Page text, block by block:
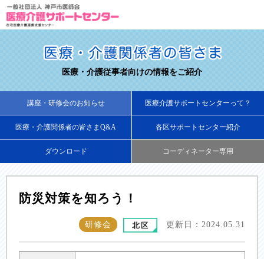
医療・介護従事者向けの情報をご紹介
講座・研修会のお知らせ 医療介護サポートセンターって？
医療・介護関係者の皆さまQ&A 各区サポートセンター紹介
ダウンロード コーディネーター専用
防災対策を知ろう！
研修会 更新日：2024.05.31